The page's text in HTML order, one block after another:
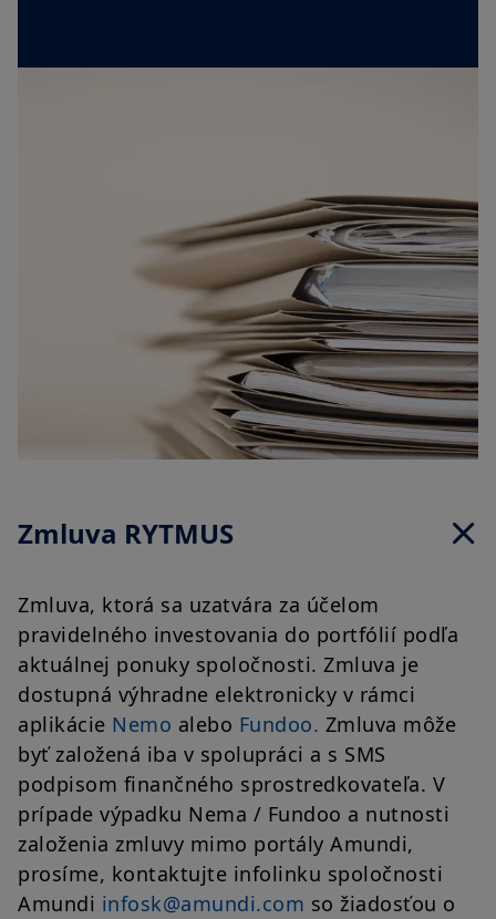
Zmluva RYTMUS
Zmluva, ktorá sa uzatvára za účelom
pravidelného investovania do portfólií podľa
aktuálnej ponuky spoločnosti. Zmluva je
dostupná výhradne elektronicky v rámci
aplikácie Nemo alebo Fundoo. Zmluva môže
byť založená iba v spolupráci a s SMS
podpisom finančného sprostredkovateľa. V
prípade výpadku Nema / Fundoo a nutnosti
založenia zmluvy mimo portály Amundi,
prosíme, kontaktujte infolinku spoločnosti
Amundi infosk@amundi.com so žiadosťou o